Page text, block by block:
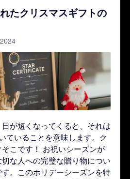
たクリスマスギフトの
が短くなってくると、それは
ていることを意味します。ク
こです！ お祝いシーズンが
な人への完璧な贈り物につい
。このホリデーシーズンを特